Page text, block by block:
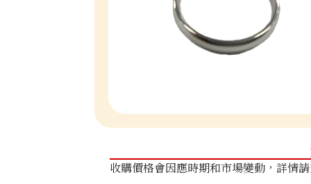
收購價格會因應時期和市場變動，詳情